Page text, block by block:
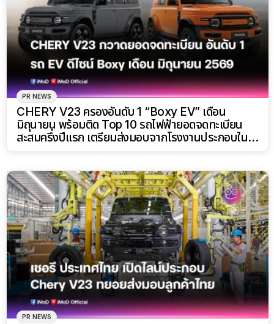
PR NEWS
CHERY V23 ครองอันดับ 1 “Boxy EV” เดือน
มิถุนายน พร้อมติด Top 10 รถไฟฟ้ายอดจดทะเบียน
สะสมครึ่งปีแรก เตรียมส่งมอบจากโรงงานประกอบใน
PR NEWS